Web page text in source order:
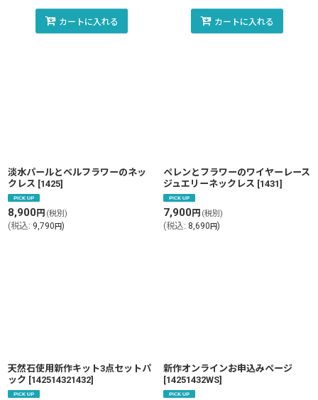
カートに入れる カートに入れる
淡水パールとベルフラワーのネッ
クレス [1425]
8,900円 (税別)
(税込: 9,790円)
ペレンとフラワーのワイヤーレース
ジュエリーネックレス [1431]
7,900円 (税別)
(税込: 8,690円)
天然石使用新作キット3点セットパ
ック [142514321432]
新作オンラインお申込みページ
[14251432WS]